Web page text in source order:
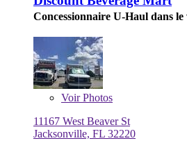
Concessionnaire U-Haul dans le
VoirPhotos
11167 West Beaver St
Jacksonville, FL 32220